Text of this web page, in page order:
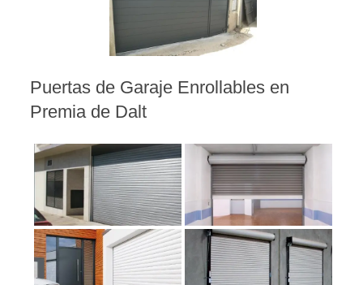
Puertas de Garaje Enrollables en
Premia de Dalt